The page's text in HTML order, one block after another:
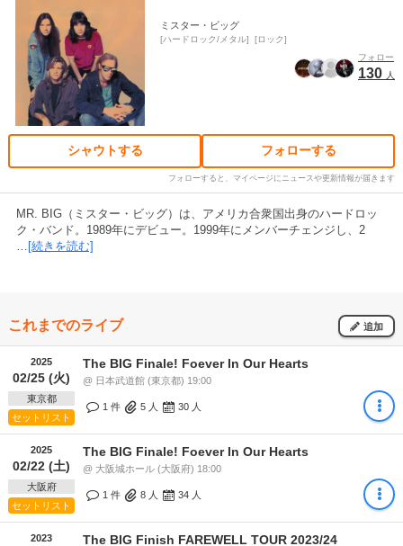
ミスター・ビッグ
ハードロック/メタル
ロック
フォロー
130 人
シャウトする フォローする
フォローすると、マイページにニュースや更新情報が届きます
MR. BIG（ミスター・ビッグ）は、アメリカ合衆国出身のハードロッ
ク・バンド。1989年にデビュー。1999年にメンバーチェンジし、2
… [続きを読む]
これまでのライブ 追加
2025
02/25 (火)
東京都
セットリスト
The BIG Finale! Foever In Our Hearts
@ 日本武道館 (東京都) 19:00
1 件 5 人 30 人
2025
02/22 (土)
大阪府
セットリスト
The BIG Finale! Foever In Our Hearts
@ 大阪城ホール (大阪府) 18:00
1 件 8 人 34 人
2023 The BIG Finish FAREWELL TOUR 2023/24